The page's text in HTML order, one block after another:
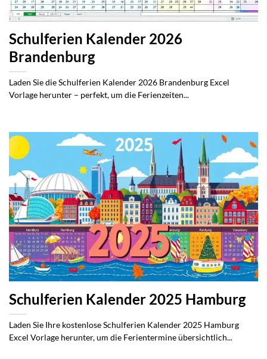
Schulferien Kalender 2026
Brandenburg
Laden Sie die Schulferien Kalender 2026 Brandenburg Excel
Vorlage herunter – perfekt, um die Ferienzeiten...
Schulferien Kalender 2025 Hamburg
Laden Sie Ihre kostenlose Schulferien Kalender 2025 Hamburg
Excel Vorlage herunter, um die Ferientermine übersichtlich...